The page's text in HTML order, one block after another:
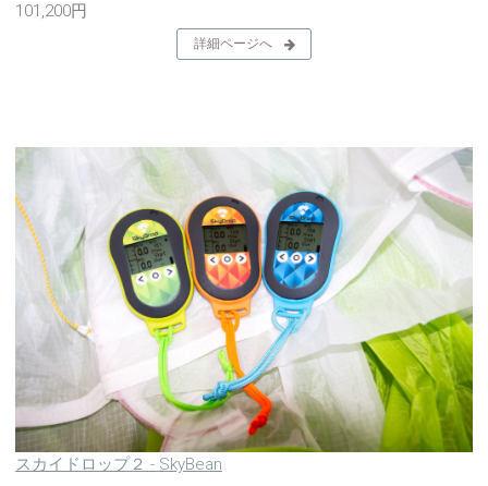
101,200円
詳細ページへ
スカイドロップ２ - SkyBean